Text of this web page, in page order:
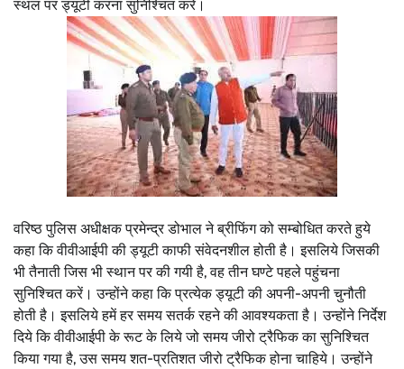
स्थल पर ड्यूटी करना सुनिश्चित करें।
वरिष्ठ पुलिस अधीक्षक प्रमेन्द्र डोभाल ने ब्रीफिंग को सम्बोधित करते हुये
कहा कि वीवीआईपी की ड्यूटी काफी संवेदनशील होती है। इसलिये जिसकी
भी तैनाती जिस भी स्थान पर की गयी है, वह तीन घण्टे पहले पहुंचना
सुनिश्चित करें। उन्होंने कहा कि प्रत्येक ड्यूटी की अपनी-अपनी चुनौती
होती है। इसलिये हमें हर समय सतर्क रहने की आवश्यकता है। उन्होंने निर्देश
दिये कि वीवीआईपी के रूट के लिये जो समय जीरो ट्रैफिक का सुनिश्चित
किया गया है, उस समय शत-प्रतिशत जीरो ट्रैफिक होना चाहिये। उन्होंने